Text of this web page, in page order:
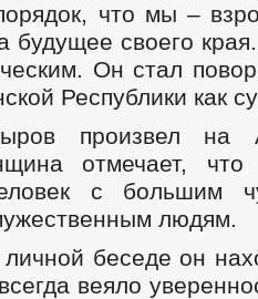
что мы –
будущее своего
Он стал
Республики как
произвел на
отмечает,
с большим
людям.
беседе он
веяло